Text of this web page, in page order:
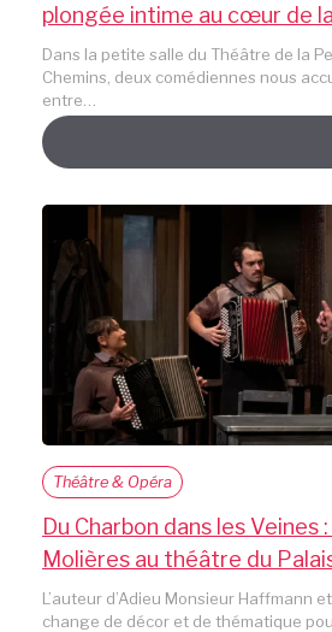
plongée intime au cœur de
Dans la petite salle du Théâtre de la
Chemins, deux comédiennes nous
entre…
Théâtre & Opéra
Du Charbon dans les Veines
Molières au théâtre du
L’auteur d’Adieu Monsieur Haffmann
change de décor et de thématique